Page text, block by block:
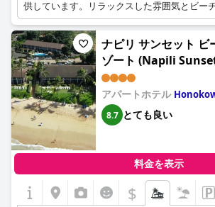
供しています。リラックスした雰囲気とビー
スがお客様に喜ばれています。そのロケーシ
は、静かな休暇に最適です。
ナピリ サンセット ビ
ゾート (Napili
Resort)
アパートホテル
8.7 とても良い
料金を表示
$